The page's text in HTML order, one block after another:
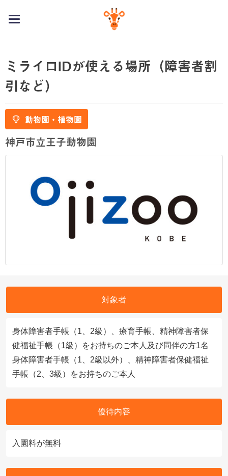
toggle
ミライロIDが使える場所（障害者割
引など）
動物園・植物園
神戸市立王子動物園
対象者
身体障害者手帳（1、2級）、療育手帳、精神障害者保
健福祉手帳（1級）をお持ちのご本人及び同伴の方1名
身体障害者手帳（1、2級以外）、精神障害者保健福祉
手帳（2、3級）をお持ちのご本人
優待内容
入園料が無料